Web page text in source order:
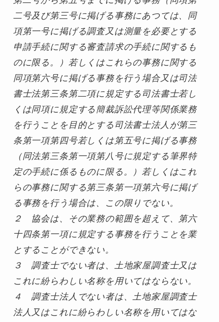
二号及び第三号に掲げる事務にあつては、同
項第一号に掲げる調査又は測量を必要とする
申請手続に関する審査請求の手続に関するも
のに限る。）若しくはこれらの事務に関する
同項第六号に掲げる事務を行う場合又は司法
書士法第三条第二項に規定する司法書士若し
くは同項に規定する簡裁訴訟代理等関係業務
を行うことを目的とする司法書士法人が第三
条第一項第四号若しくは第五号に掲げる事務
（同法第三条第一項第八号に規定する筆界特
定の手続に係るものに限る。）若しくはこれ
らの事務に関する第三条第一項第六号に掲げ
る事務を行う場合は、この限りでない。
２　協会は、その業務の範囲を超えて、第六
十四条第一項に規定する事務を行うことを業
とすることができない。
３　調査士でない者は、土地家屋調査士又は
これに紛らわしい名称を用いてはならない。
４　調査士法人でない者は、土地家屋調査士
法人又はこれに紛らわしい名称を用いてはな